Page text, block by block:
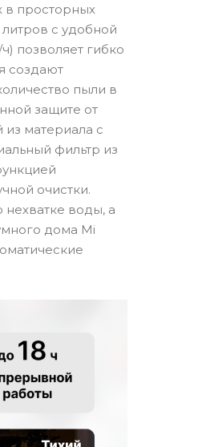
в просторных
с удобной
позволяет гибко
создают
пыли в
защите от
материала с
фильтр из
очистки.
воды, а
дома Mi